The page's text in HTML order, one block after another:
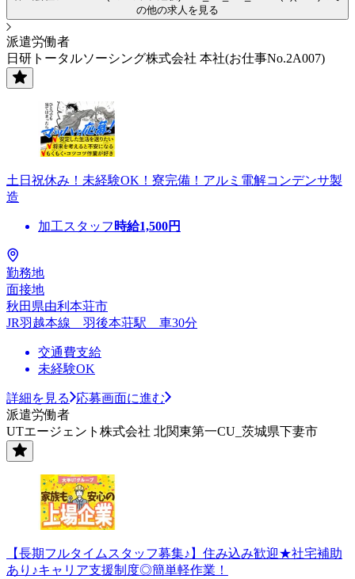
の他の求人を見る
派遣労働者
日研トータルソーシング株式会社 本社(お仕事No.2A007)
土日祝休み！未経験OK！寮完備！アルミ電解コンデンサ製
造
加工スタッフ 時給1,500円
勤務地
面接地
秋田県由利本荘市
JR羽越本線 羽後本荘駅 車30分
交通費支給
未経験OK
詳細を見る
応募画面に進む
派遣労働者
UTエージェント株式会社 北関東第一CU_茨城県下妻市
【長期フルタイムスタッフ募集♪】住み込み歓迎★社宅補助
あり♪キャリア支援制度◎簡単軽作業！